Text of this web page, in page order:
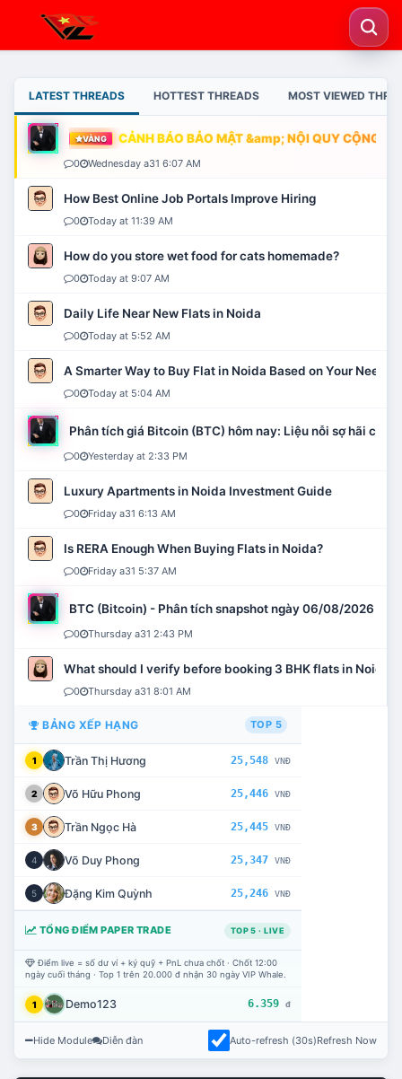
LATEST THREADS HOTTEST THREADS MOST VIEWED
VÀNG CẢNH BÁO BẢO MẬT &amp; NỘI QUY CỘNG
0 Wednesday a31 6:07 AM
How Best Online Job Portals Improve Hiring
0 Today at 11:39 AM
How do you store wet food for cats homemade?
0 Today at 9:07 AM
Daily Life Near New Flats in Noida
0 Today at 5:52 AM
A Smarter Way to Buy Flat in Noida Based on Your Needs
0 Today at 5:04 AM
Phân tích giá Bitcoin (BTC) hôm nay: Liệu nỗi sợ hãi có
0 Yesterday at 2:33 PM
Luxury Apartments in Noida Investment Guide
0 Friday a31 6:13 AM
Is RERA Enough When Buying Flats in Noida?
0 Friday a31 5:37 AM
BTC (Bitcoin) - Phân tích snapshot ngày 06/08/2026
0 Thursday a31 2:43 PM
What should I verify before booking 3 BHK flats in Noida?
0 Thursday a31 8:01 AM
BẢNG XẾP HẠNG TOP 5
1 Trần Thị Hương 25,548 VNĐ
2 Võ Hữu Phong 25,446 VNĐ
3 Trần Ngọc Hà 25,445 VNĐ
4 Võ Duy Phong 25,347 VNĐ
5 Đặng Kim Quỳnh 25,246 VNĐ
TỔNG ĐIỂM PAPER TRADE TOP 5 · LIVE
Điểm live = số dư ví + ký quỹ + PnL chưa chốt · Chốt 12:00
ngày cuối tháng · Top 1 trên 20.000 đ nhận 30 ngày VIP Whale.
1 Demo123 6.359 đ
Hide Module Diễn đàn Auto-refresh (30s)Refresh Now